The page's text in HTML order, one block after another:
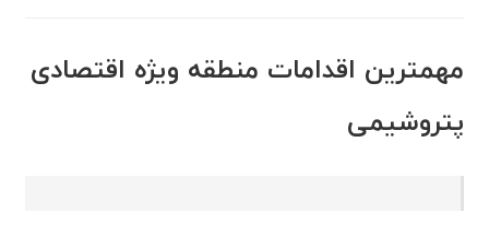
مهمترین اقدامات منطقه ویژه اقتصادی
پتروشیمی